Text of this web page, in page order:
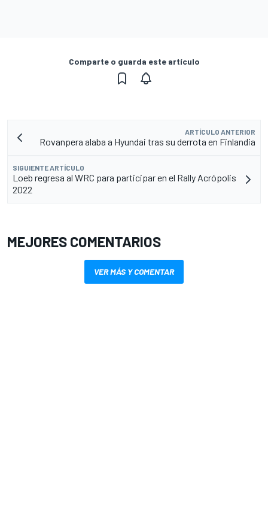
Comparte o guarda este artículo
ARTÍCULO ANTERIOR
Rovanpera alaba a Hyundai tras su derrota en Finlandia
SIGUIENTE ARTÍCULO
Loeb regresa al WRC para participar en el Rally Acrópolis
2022
MEJORES COMENTARIOS
VER MÁS Y COMENTAR